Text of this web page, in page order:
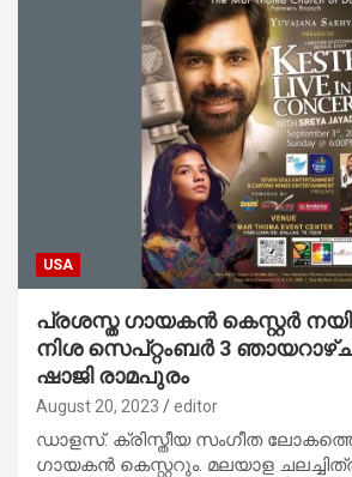
USA
പ്രശസ്ത ഗായകൻ കെസ്റ്റർ
നിശ സെപ്റ്റംബർ 3
ഷാജി രാമപുരം
August 20, 2023 editor
ഡാളസ്. ക്രിസ്തീയ സംഗീത
ഗായകൻ കെസ്റ്ററും. മലയാള